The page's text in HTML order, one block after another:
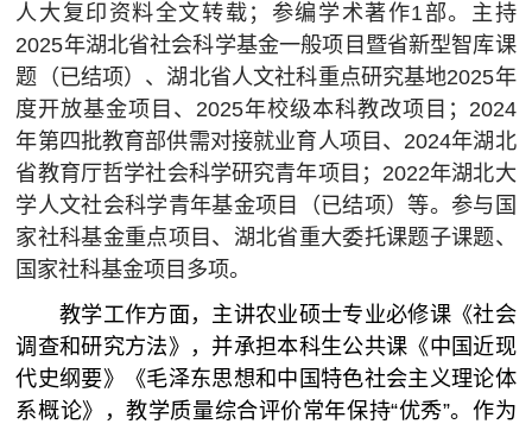
人大复印资料全文转载；参编学术著作1部。主持
2025年湖北省社会科学基金一般项目暨省新型智库课
题（已结项）、湖北省人文社科重点研究基地2025年
度开放基金项目、2025年校级本科教改项目 ；2024
年第四批教育部供需对接就业育人项目、2024年湖北
省教育厅哲学社会科学研究青年项目；2022年湖北大
学人文社会科学青年基金项目（已结项）等。参与国
家社科基金重点项目、湖北省重大委托课题子课题、
国家社科基金项目多项。
教学工作方面，主讲农业硕士专业必修课《社会
调查和研究方法》，并承担本科生公共课《中国近现
代史纲要》《毛泽东思想和中国特色社会主义理论体
系概论》，教学质量综合评价常年保持“优秀”。作为